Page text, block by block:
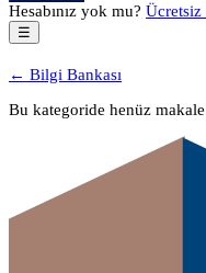
Hesabınız yok mu?
☰
← Bilgi Bankası
Bu kategoride henüz